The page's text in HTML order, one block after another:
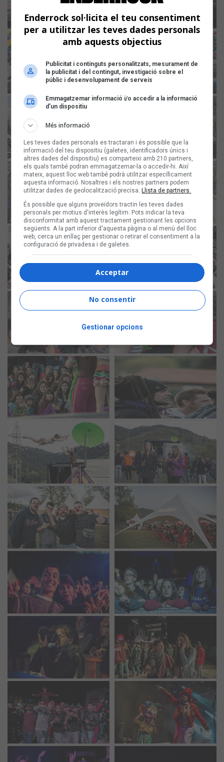
Enderrock sol·licita el teu consentiment
per a utilitzar les teves dades personals
amb aquests objectius
Publicitat i continguts personalitzats, mesurament de
la publicitat i del contingut, investigació sobre el
públic i desenvolupament de serveis
Emmagatzemar informació i/o accedir a la informació
d’un dispositiu
Més informació
Les teves dades personals es tractaran i és possible que la
informació del teu dispositiu (galetes, identificadors únics i
altres dades del dispositiu) es comparteixi amb 210 partners,
els quals també podran emmagatzemar-la o accedir-hi. Així
mateix, aquest lloc web també podrà utilitzar específicament
aquesta informació. Nosaltres i els nostres partners podem
utilitzar dades de geolocalització precisa. Llista de partners.
És possible que alguns proveïdors tractin les teves dades
personals per motius d'interès legítim. Pots indicar la teva
disconformitat amb aquest tractament gestionant les opcions
següents. A la part inferior d'aquesta pàgina o al menú del lloc
web, cerca un enllaç per gestionar o retirar el consentiment a la
configuració de privadesa i de galetes.
Acceptar
No consentir
Gestionar opcions